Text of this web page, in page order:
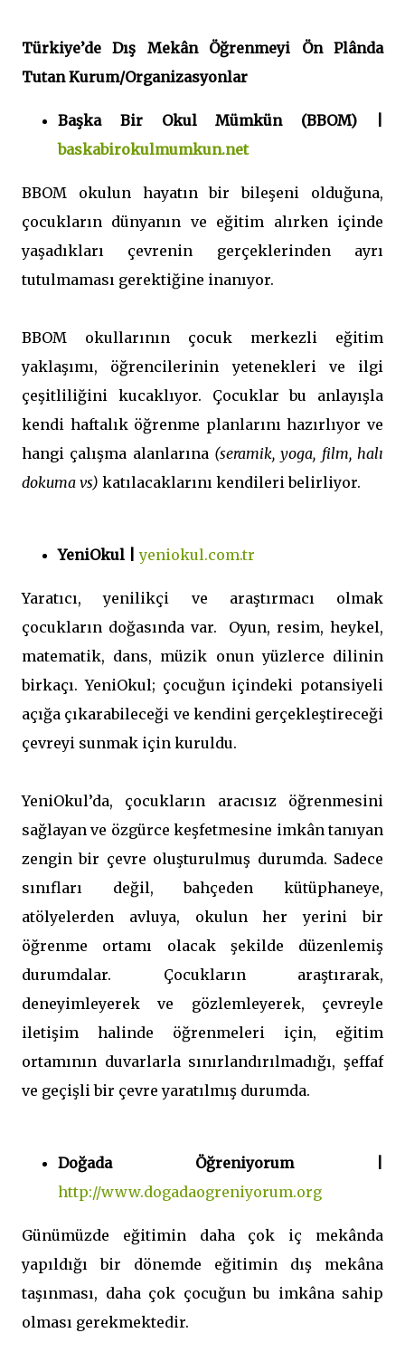
Türkiye’de Dış Mekân Öğrenmeyi Ön Plânda
Tutan Kurum/Organizasyonlar
Başka Bir Okul Mümkün (BBOM) |
baskabirokulmumkun.net
BBOM okulun hayatın bir bileşeni olduğuna,
çocukların dünyanın ve eğitim alırken içinde
yaşadıkları çevrenin gerçeklerinden ayrı
tutulmaması gerektiğine inanıyor.
BBOM okullarının çocuk merkezli eğitim
yaklaşımı, öğrencilerinin yetenekleri ve ilgi
çeşitliliğini kucaklıyor. Çocuklar bu anlayışla
kendi haftalık öğrenme planlarını hazırlıyor ve
hangi çalışma alanlarına (seramik, yoga, film, halı
dokuma vs) katılacaklarını kendileri belirliyor.
YeniOkul |yeniokul.com.tr
Yaratıcı, yenilikçi ve araştırmacı olmak
çocukların doğasında var. Oyun, resim, heykel,
matematik, dans, müzik onun yüzlerce dilinin
birkaçı. YeniOkul; çocuğun içindeki potansiyeli
açığa çıkarabileceği ve kendini gerçekleştireceği
çevreyi sunmak için kuruldu.
YeniOkul’da, çocukların aracısız öğrenmesini
sağlayan ve özgürce keşfetmesine imkân tanıyan
zengin bir çevre oluşturulmuş durumda. Sadece
sınıfları değil, bahçeden kütüphaneye,
atölyelerden avluya, okulun her yerini bir
öğrenme ortamı olacak şekilde düzenlemiş
durumdalar. Çocukların araştırarak,
deneyimleyerek ve gözlemleyerek, çevreyle
iletişim halinde öğrenmeleri için, eğitim
ortamının duvarlarla sınırlandırılmadığı, şeffaf
ve geçişli bir çevre yaratılmış durumda.
Doğada Öğreniyorum |
http://www.dogadaogreniyorum.org
Günümüzde eğitimin daha çok iç mekânda
yapıldığı bir dönemde eğitimin dış mekâna
taşınması, daha çok çocuğun bu imkâna sahip
olması gerekmektedir.